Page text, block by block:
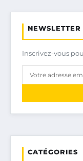
NEWSLETTER
Inscrivez-vous
CATÉGORIES